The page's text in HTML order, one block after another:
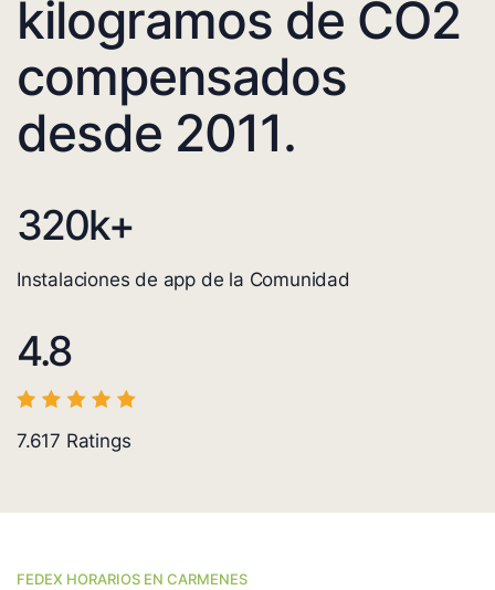
kilogramos de CO2
compensados
desde 2011.
320k+
Instalaciones de app de la Comunidad
4.8
7.617 Ratings
FEDEX HORARIOS EN CARMENES